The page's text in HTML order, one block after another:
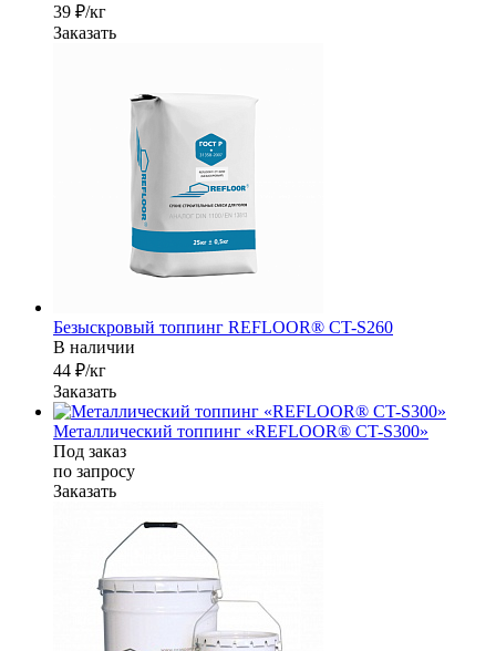
39 ₽/кг
Заказать
Безыскровый топпинг REFLOOR® CT-S260
В наличии
44 ₽/кг
Заказать
Металлический топпинг «REFLOOR® CT-S300»
Под заказ
по запросу
Заказать